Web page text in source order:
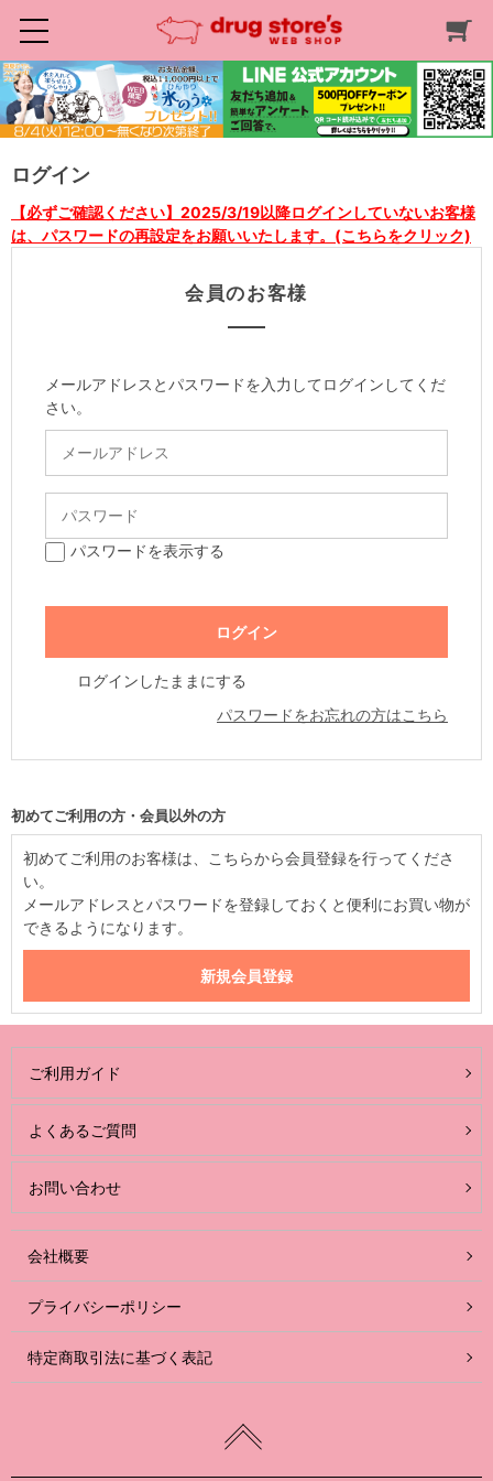
ログイン
【必ずご確認ください】2025/3/19以降ログインしていないお客様
は、パスワードの再設定をお願いいたします。(こちらをクリック)
会員のお客様
メールアドレスとパスワードを入力してログインしてくだ
さい。
パスワードを表示する
ログインしたままにする
パスワードをお忘れの方はこちら
初めてご利用の方・会員以外の方
初めてご利用のお客様は、こちらから会員登録を行ってくださ
い。
メールアドレスとパスワードを登録しておくと便利にお買い物が
できるようになります。
ご利用ガイド
よくあるご質問
お問い合わせ
会社概要
プライバシーポリシー
特定商取引法に基づく表記